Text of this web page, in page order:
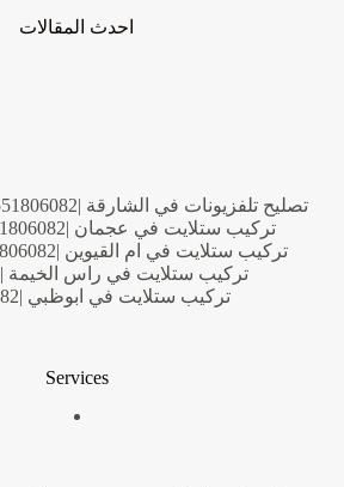
احدث المقالات
تصليح تلفزيونات في الشارقة |0551806082| تركيب تلفزيونات
تركيب ستلايت في عجمان |0551806082| خبرة سنين
تركيب ستلايت في ام القيوين |0551806082| تركيب دش
تركيب ستلايت في راس الخيمة |0551806082
تركيب ستلايت في ابوظبي |0551806082
Services